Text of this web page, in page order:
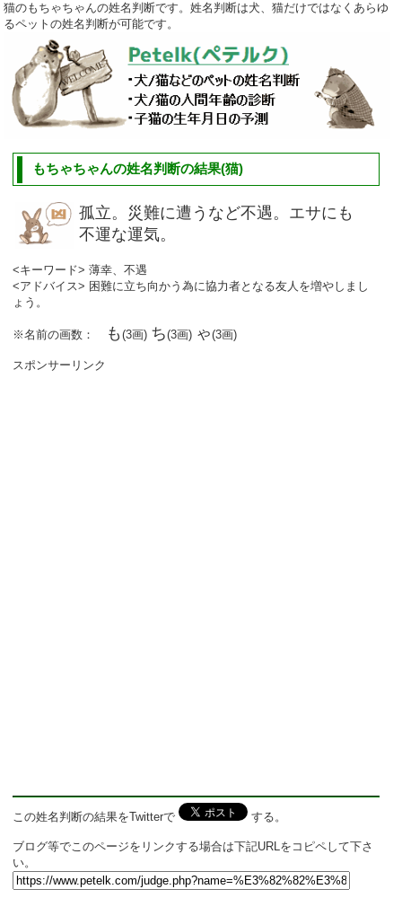
猫のもちゃちゃんの姓名判断です。姓名判断は犬、猫だけではなくあらゆ
るペットの姓名判断が可能です。
もちゃちゃんの姓名判断の結果(猫)
孤立。災難に遭うなど不遇。エサにも
不運な運気。
<キーワード> 薄幸、不遇
<アドバイス> 困難に立ち向かう為に協力者となる友人を増やしまし
ょう。
※名前の画数： も(3画) ち(3画) ゃ(3画)
スポンサーリンク
この姓名判断の結果をTwitterで する。
ブログ等でこのページをリンクする場合は下記URLをコピペして下さ
い。